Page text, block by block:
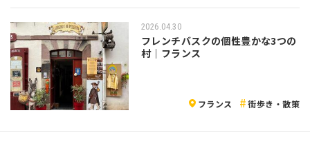
2026.04.30
フレンチバスクの個性豊かな3つの
村｜フランス
フランス 街歩き・散策